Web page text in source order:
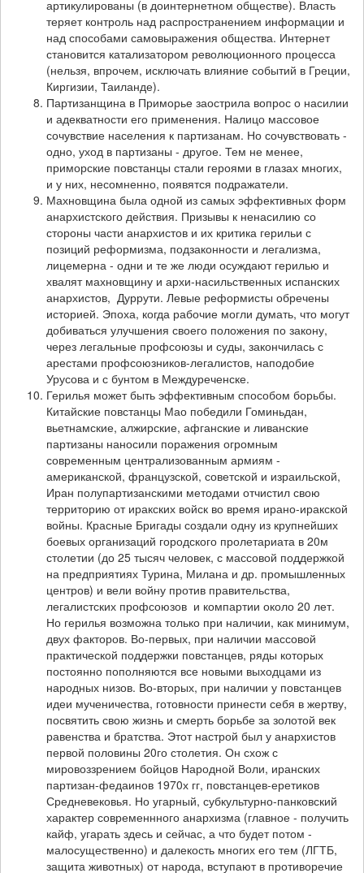
артикулированы (в доинтернетном обществе). Власть
теряет контроль над распространением информации и
над способами самовыражения общества. Интернет
становится катализатором революционного процесса
(нельзя, впрочем, исключать влияние событий в Греции,
Киргизии, Таиланде).
Партизанщина в Приморье заострила вопрос о насилии
и адекватности его применения. Налицо массовое
сочувствие населения к партизанам. Но сочувствовать -
одно, уход в партизаны - другое. Тем не менее,
приморские повстанцы стали героями в глазах многих,
и у них, несомненно, появятся подражатели.
Махновщина была одной из самых эффективных форм
анархистского действия. Призывы к ненасилию со
стороны части анархистов и их критика герильи с
позиций реформизма, подзаконности и легализма,
лицемерна - одни и те же люди осуждают герилью и
хвалят махновщину и архи-насильственных испанских
анархистов, Дуррути. Левые реформисты обречены
историей. Эпоха, когда рабочие могли думать, что могут
добиваться улучшения своего положения по закону,
через легальные профсоюзы и суды, закончилась с
арестами профсоюзников-легалистов, наподобие
Урусова и с бунтом в Междуреченске.
Герилья может быть эффективным способом борьбы.
Китайские повстанцы Мао победили Гоминьдан,
вьетнамские, алжирские, афганские и ливанские
партизаны наносили поражения огромным
современным централизованным армиям -
американской, французской, советской и израильской,
Иран полупартизанскими методами отчистил свою
территорию от иракских войск во время ирано-иракской
войны. Красные Бригады создали одну из крупнейших
боевых организаций городского пролетариата в 20м
столетии (до 25 тысяч человек, с массовой поддержкой
на предприятиях Турина, Милана и др. промышленных
центров) и вели войну против правительства,
легалистских профсоюзов и компартии около 20 лет.
Но герилья возможна только при наличии, как минимум,
двух факторов. Во-первых, при наличии массовой
практической поддержки повстанцев, ряды которых
постоянно пополняются все новыми выходцами из
народных низов. Во-вторых, при наличии у повстанцев
идеи мученичества, готовности принести себя в жертву,
посвятить свою жизнь и смерть борьбе за золотой век
равенства и братства. Этот настрой был у анархистов
первой половины 20го столетия. Он схож с
мировоззрением бойцов Народной Воли, иранских
партизан-федаинов 1970х гг, повстанцев-еретиков
Средневековья. Но угарный, субкультурно-панковский
характер современнного анархизма (главное - получить
кайф, угарать здесь и сейчас, а что будет потом -
малосущественно) и далекость многих его тем (ЛГТБ,
защита животных) от народа, вступают в противоречие